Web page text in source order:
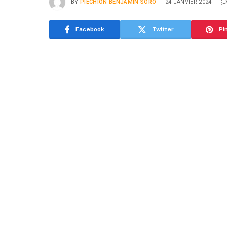
BY PIECHION BENJAMIN SORO 24 JANVIER 2024
Facebook Twitter